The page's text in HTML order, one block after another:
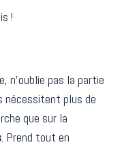
!
n’oublie pas la partie
nécessitent plus de
que sur la
. Prend tout en